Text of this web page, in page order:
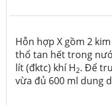
Hỗn hợp X gồm 2
thổ tan hết trong
lít (đktc) khí H2. Để
vừa đủ 600 ml dung